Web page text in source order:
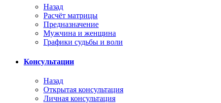
Назад
Расчёт матрицы
Предназначение
Мужчина и женщина
Графики судьбы и воли
Консультации
Назад
Открытая консультация
Личная консультация